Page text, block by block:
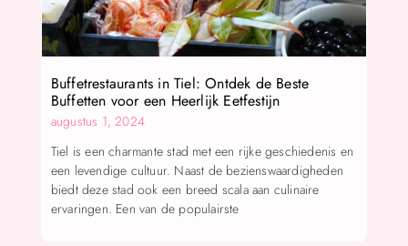
Buffetrestaurants in Tiel: Ontdek de Beste
Buffetten voor een Heerlijk Eetfestijn
augustus 1, 2024
Tiel is een charmante stad met een rijke geschiedenis en
een levendige cultuur. Naast de bezienswaardigheden
biedt deze stad ook een breed scala aan culinaire
ervaringen. Een van de populairste